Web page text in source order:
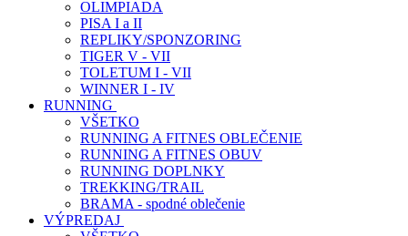
OLIMPIADA
PISA I a II
REPLIKY/SPONZORING
TIGER V - VII
TOLETUM I - VII
WINNER I - IV
RUNNING
VŠETKO
RUNNING A FITNES OBLEČENIE
RUNNING A FITNES OBUV
RUNNING DOPLNKY
TREKKING/TRAIL
BRAMA - spodné oblečenie
VÝPREDAJ